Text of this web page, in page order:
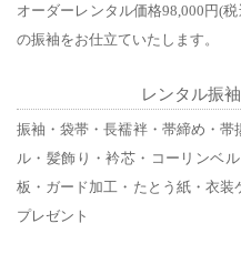
オーダーレンタル価格98,000円(
の振袖をお仕立ていたします。
レンタル振
振袖・袋帯・長襦袢・帯締め・
ル・髪飾り・衿芯・コーリンベ
板・ガード加工・たとう紙・衣
プレゼント